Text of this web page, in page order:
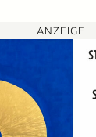
ANZEIGE